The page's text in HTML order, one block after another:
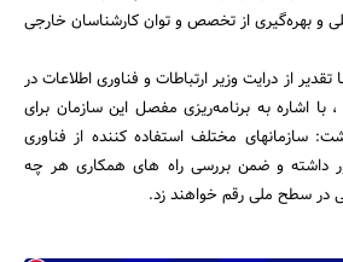
و بهره‌گیری از تخصص و توان کارشناسان خارجی
از درایت وزیر ارتباطات و فناوری اطلاعات در
اشاره به برنامه‌ریزی مفصل این سازمان برای
سازمانهای مختلف استفاده کننده از فناوری
داشته و ضمن بررسی راه های همکاری هر چه
در سطح ملی رقم خواهند زد.